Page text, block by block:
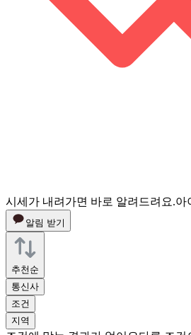
시세가 내려가면 바로 알려드려요.아
알림 받기
추천순
통신사
조건
지역